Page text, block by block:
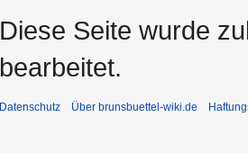
Diese Seite wurde
bearbeitet.
Datenschutz Über brunsbuettel-wiki.de